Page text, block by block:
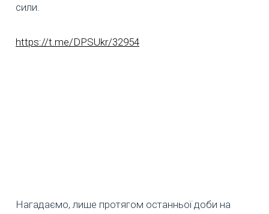
сили.
https://t.me/DPSUkr/32954
Нагадаємо, лише протягом останньої доби на